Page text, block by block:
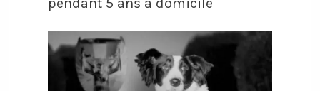
pendant 5 ans à domicile